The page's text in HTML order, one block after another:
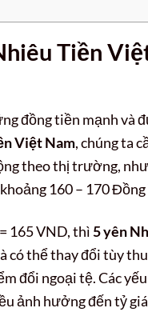
Tiền
đồng tiền mạnh và
Việt Nam, chúng ta
theo thị trường,
160 – 170
165 VND, thì5 yên
có thể thay đổi tùy
đổi ngoại tệ. Các
ảnh hưởng đến tỷ